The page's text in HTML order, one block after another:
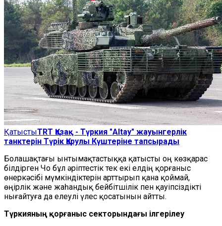
ҚатыстыTRT Қазақ - Түркия "Altay" жауынгерлік
танктерін Түрік Қарулы Күштеріне тапсырады
Болашақтағы ынтымақтастыққа қатысты оң көзқарас
білдірген Чо бұл әріптестік тек екі елдің қорғаныс
өнеркәсібі мүмкіндіктерін арттырып қана қоймай,
өңірлік және жаһандық бейбітшілік пен қауіпсіздікті
нығайтуға да елеулі үлес қосатынын айтты.
Түркияның қорғаныс секторындағы ілгерілеу